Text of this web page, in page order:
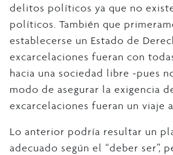
delitos políticos ya que no
políticos. También que
establecerse un Estado de
excarcelaciones fueran con
hacia una sociedad libre -pues
modo de asegurar la exigencia
excarcelaciones fueran un viaje
Lo anterior podría resultar un
adecuado según el “deber ser”,